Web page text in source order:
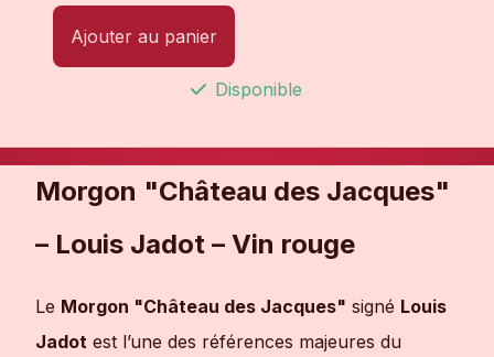
Ajouter au panier
Disponible
Morgon "Château des Jacques"
– Louis Jadot – Vin rouge
Le Morgon "Château des Jacques" signé Louis
Jadot est l’une des références majeures du